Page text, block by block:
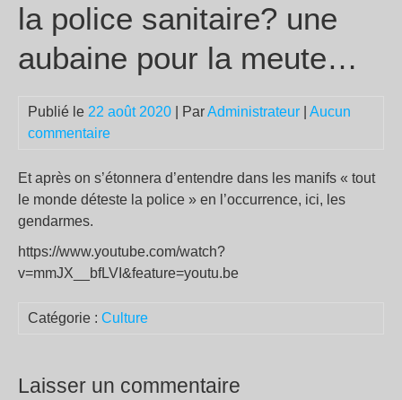
la police sanitaire? une
aubaine pour la meute…
Publié le 22 août 2020 | ParAdministrateur
Aucun
commentaire
Et après on s’étonnera d’entendre dans les manifs « tout
le monde déteste la police » en l’occurrence, ici, les
gendarmes.
https://www.youtube.com/watch?
v=mmJX__bfLVI&feature=youtu.be
Catégorie : Culture
Laisser un commentaire